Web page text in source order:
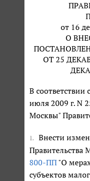
от 16
О
ОТ 25
В
июля 2009 г. N
Москвы"
1.
Внести
Правительства
800-ПП "О
субъектов